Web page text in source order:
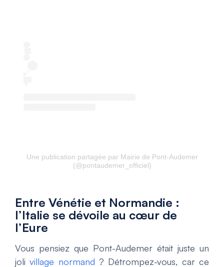
Une publication partagée par Mairie de Pont-Audemer
(@pontaudemer_officiel)
Entre Vénétie et Normandie :
l’Italie se dévoile au cœur de
l’Eure
Vous pensiez que Pont-Audemer était juste un
joli village normand ? Détrompez-vous, car ce